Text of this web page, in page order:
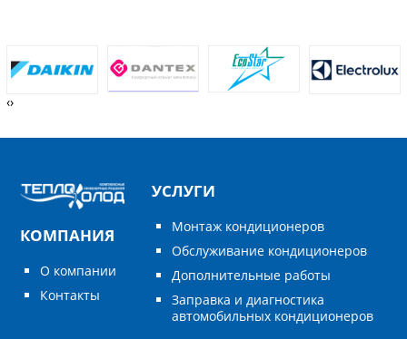
‹›
КОМПАНИЯ
О компании
Контакты
УСЛУГИ
Монтаж кондиционеров
Обслуживание кондиционеров
Дополнительные работы
Заправка и диагностика
автомобильных кондиционеров